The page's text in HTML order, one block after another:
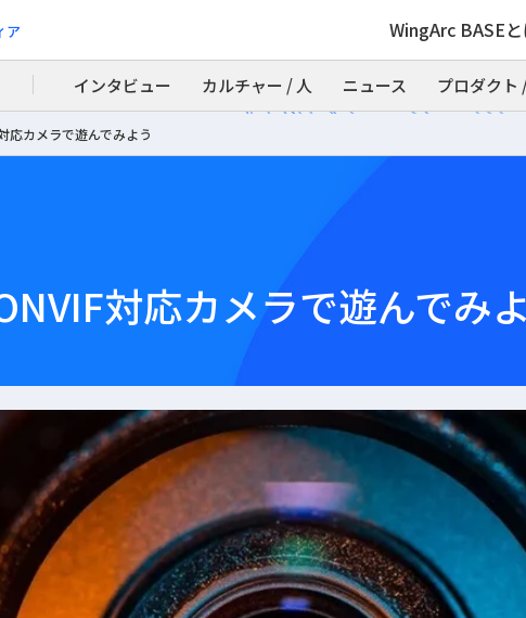
ア
インタビュー カルチャー / 人 ニュース プロダクト
WingArc BASE
応カメラで遊んでみよう
対応カメラで遊んでみ